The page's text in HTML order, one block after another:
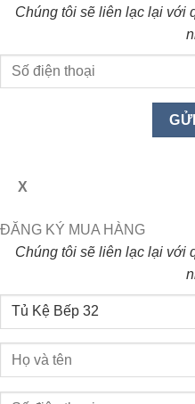
Chúng tôi sẽ liên lạc lại với
X
ĐĂNG KÝ MUA HÀNG
Chúng tôi sẽ liên lạc lại với